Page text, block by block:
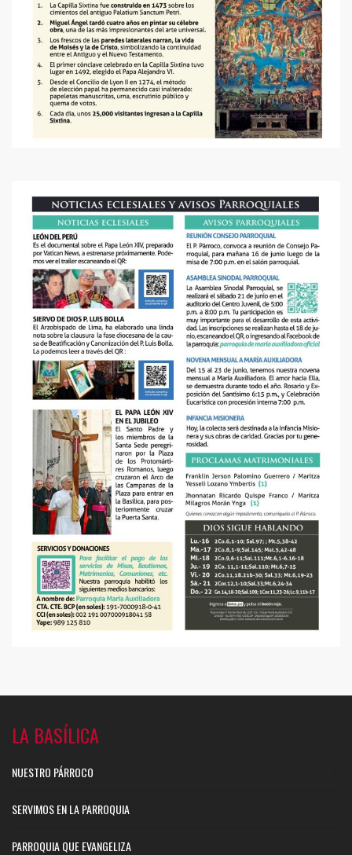
LA BASÍLICA
NUESTRO PÁRROCO
SERVIMOS EN LA PARROQUIA
PARROQUIA QUE EVANGELIZA